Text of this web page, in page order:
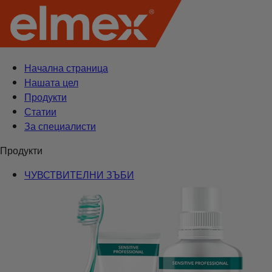
Начална страница
Нашата цел
Продукти
Статии
За специалисти
Продукти
ЧУВСТВИТЕЛНИ ЗЪБИ